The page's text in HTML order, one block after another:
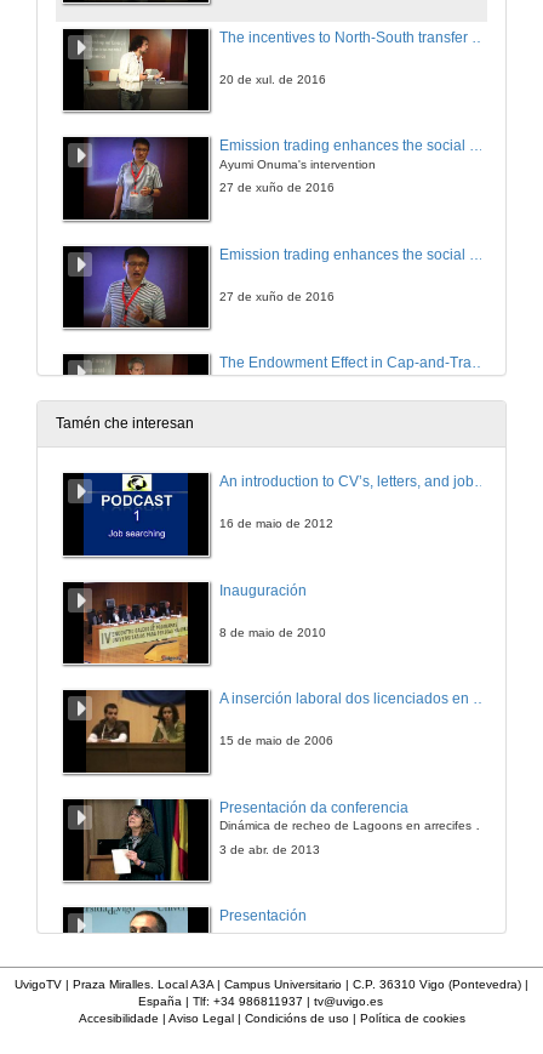
20 de xul. de 2016
Emission trading enhances the social desirability of environmental improvement
Ayumi Onuma's intervention
27 de xuño de 2016
27 de xuño de 2016
The Endowment Effect in Cap-and-Trade Systems
27 de xuño de 2016
Johannes Emmerling's intervention
Louis-Gaëtan Giraudet's intervention
How far can they carry?
an application of numerical models
Tamén che interesan
An introduction to CV’s, letters, and job searching
16 de maio de 2012
Inauguración
8 de maio de 2010
A inserción laboral dos licenciados en Ciencias do Mar: a carreira investigadora
15 de maio de 2006
Presentación da conferencia
Dinámica de recheo de Lagoons en arrecifes de coral
3 de abr. de 2013
Presentación
UvigoTV | Praza Miralles. Local A3A | Campus Universitario | C.P. 36310 Vigo (Pontevedra) |
España | Tlf: +34 986811937 | tv@uvigo.es
Accesibilidade | Aviso Legal| Condicións de uso| Política de cookies